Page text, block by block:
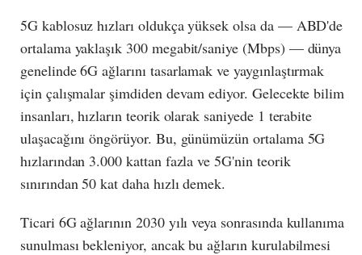
5G kablosuz hızları oldukça yüksek olsa da — ABD'de
ortalama yaklaşık 300 megabit/saniye (Mbps) — dünya
genelinde 6G ağlarını tasarlamak ve yaygınlaştırmak
için çalışmalar şimdiden devam ediyor. Gelecekte bilim
insanları, hızların teorik olarak saniyede 1 terabite
ulaşacağını öngörüyor. Bu, günümüzün ortalama 5G
hızlarından 3.000 kattan fazla ve 5G'nin teorik
sınırından 50 kat daha hızlı demek.
Ticari 6G ağlarının 2030 yılı veya sonrasında kullanıma
sunulması bekleniyor, ancak bu ağların kurulabilmesi